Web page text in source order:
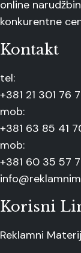
online
konkurentne
Kontakt
tel:
+381 21 301 76
mob:
+381 63 85 41
mob:
+381 60 35 57
Korisni
Reklamni